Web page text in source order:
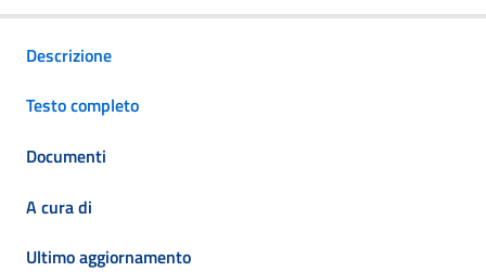
Descrizione
Testo completo
Documenti
A cura di
Ultimo aggiornamento